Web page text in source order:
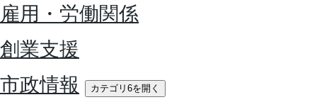
雇用・労働関係
創業支援
市政情報
カテゴリ6を開く